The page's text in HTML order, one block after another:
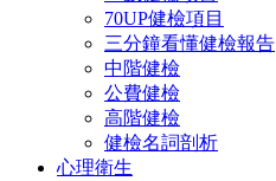
70UP健檢項目
三分鐘看懂健檢報告
中階健檢
公費健檢
高階健檢
健檢名詞剖析
心理衛生